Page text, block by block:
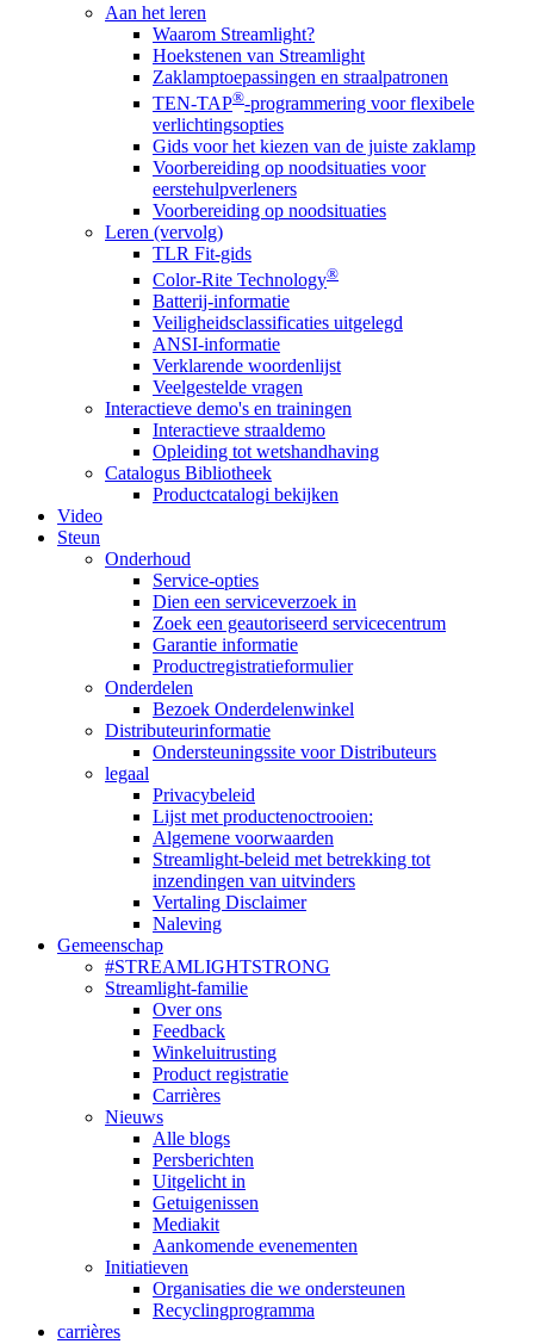
Aan het leren
Waarom Streamlight?
Hoekstenen van Streamlight
Zaklamptoepassingen en straalpatronen
TEN-TAP®-programmering voor flexibele
verlichtingsopties
Gids voor het kiezen van de juiste zaklamp
Voorbereiding op noodsituaties voor
eerstehulpverleners
Voorbereiding op noodsituaties
Leren (vervolg)
TLR Fit-gids
Color-Rite Technology®
Batterij-informatie
Veiligheidsclassificaties uitgelegd
ANSI-informatie
Verklarende woordenlijst
Veelgestelde vragen
Interactieve demo's en trainingen
Interactieve straaldemo
Opleiding tot wetshandhaving
Catalogus Bibliotheek
Productcatalogi bekijken
Video
Steun
Onderhoud
Service-opties
Dien een serviceverzoek in
Zoek een geautoriseerd servicecentrum
Garantie informatie
Productregistratieformulier
Onderdelen
Bezoek Onderdelenwinkel
Distributeurinformatie
Ondersteuningssite voor Distributeurs
legaal
Privacybeleid
Lijst met productenoctrooien:
Algemene voorwaarden
Streamlight-beleid met betrekking tot
inzendingen van uitvinders
Vertaling Disclaimer
Naleving
Gemeenschap
#STREAMLIGHTSTRONG
Streamlight-familie
Over ons
Feedback
Winkeluitrusting
Product registratie
Carrières
Nieuws
Alle blogs
Persberichten
Uitgelicht in
Getuigenissen
Mediakit
Aankomende evenementen
Initiatieven
Organisaties die we ondersteunen
Recyclingprogramma
carrières